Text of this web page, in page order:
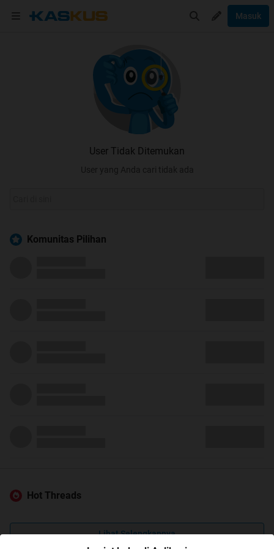
Masuk
User Tidak Ditemukan
User yang Anda cari tidak ada
Komunitas Pilihan
Hot Threads
Lihat Selengkapnya